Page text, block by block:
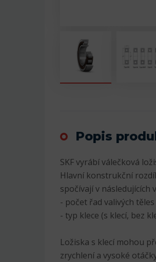
Popis
SKF vyrábí válečková
Hlavní konstrukční
spočívají v následujících
- počet řad valivých těles
- typ klece (s klecí, bez
Ložiska s klecí mohou
zrychlení a vysoké